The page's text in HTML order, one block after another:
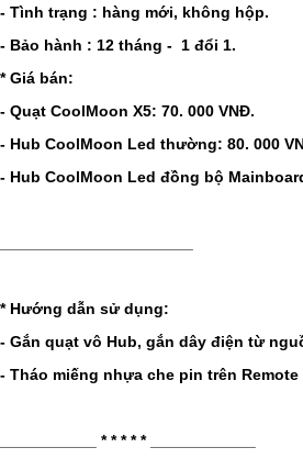
- Tình trạng : hàng mới, không hộp.
- Bảo hành : 12 tháng - 1 đổi 1.
* Giá bán:
- Quạt CoolMoon X5: 70. 000 VNĐ.
- Hub CoolMoon Led thường: 80. 000
- Hub CoolMoon Led đồng bộ
* Hướng dẫn sử dụng:
- Gắn quạt vô Hub, gắn dây điện từ
- Tháo miếng nhựa che pin trên
___________ * * * * * ____________